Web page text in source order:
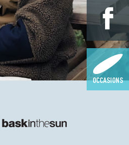
OCCASIONS